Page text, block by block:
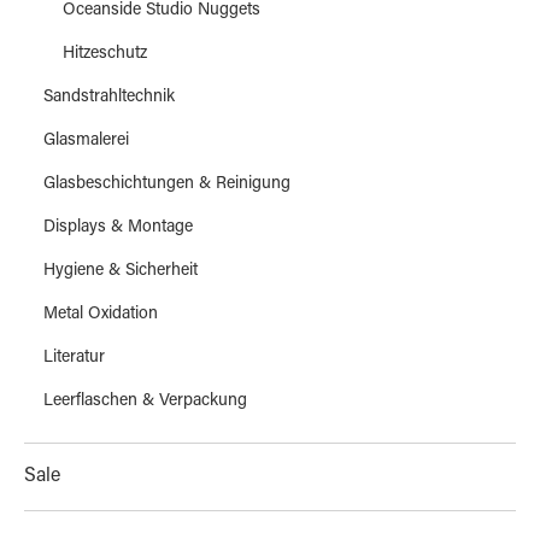
Oceanside Studio Nuggets
Hitzeschutz
Sandstrahltechnik
Glasmalerei
Glasbeschichtungen & Reinigung
Displays & Montage
Hygiene & Sicherheit
Metal Oxidation
Literatur
Leerflaschen & Verpackung
Sale